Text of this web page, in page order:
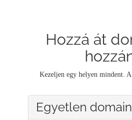
Hozzá át
Kezeljen egy helyen mindent.
Egyetlen